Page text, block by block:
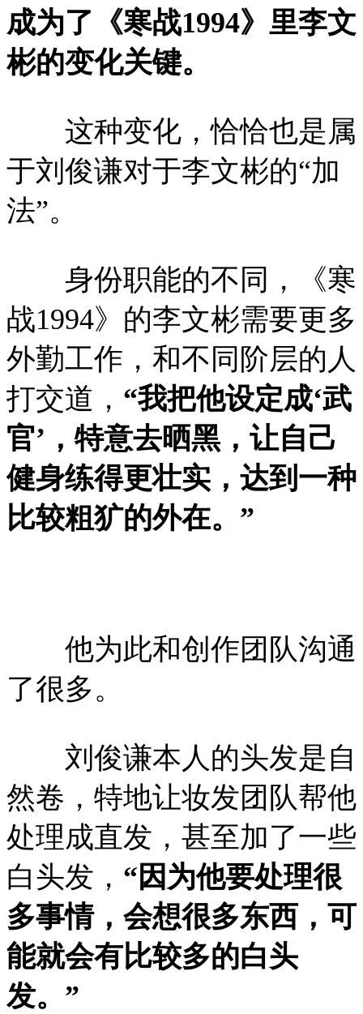
成为了《寒战1994》里李文
彬的变化关键。
这种变化，恰恰也是属
于刘俊谦对于李文彬的“加
法”。
身份职能的不同，《寒
战1994》的李文彬需要更多
外勤工作，和不同阶层的人
打交道， “我把他设定成‘武
官’，特意去晒黑，让自己
健身练得更壮实，达到一种
比较粗犷的外在。”
他为此和创作团队沟通
了很多。
刘俊谦本人的头发是自
然卷，特地让妆发团队帮他
处理成直发，甚至加了一些
白头发， “因为他要处理很
多事情，会想很多东西，可
能就会有比较多的白头
发。”